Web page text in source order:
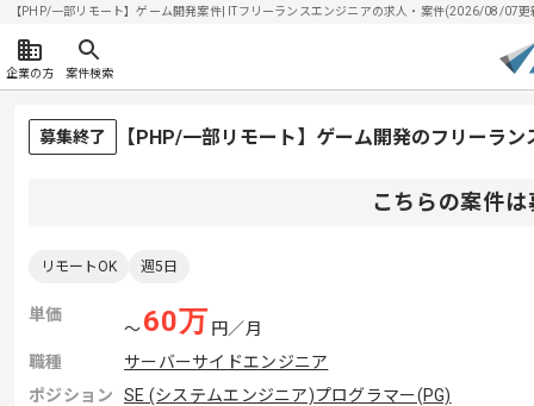
【PHP/一部リモート】ゲーム開発案件| ITフリーランスエンジニアの求人・案件(2026/08/07更
企業の方 案件検索
募集終了 【PHP/一部リモート】ゲーム開発のフリーラン
こちらの案件
リモートOK 週5日
単価
〜60万 円／月
職種
サーバーサイドエンジニア
ポジション
SE (システムエンジニア)プログラマー(PG)